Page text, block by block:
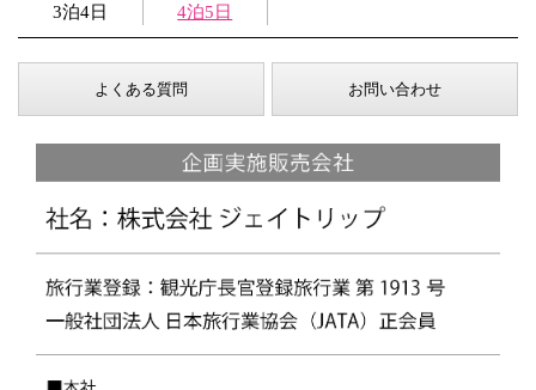
3泊4日 4泊5日
よくある質問 お問い合わせ